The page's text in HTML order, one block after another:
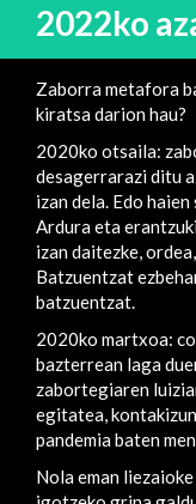
2022ko
Zaborra metafora
kiratsa darion hau?
2020ko otsaila:
desagerrarazi ditu
izan dela. Edo
Ardura eta
izan daitezke,
Batzuentzat
batzuentzat.
2020ko martxoa:
bazterrean laga
zabortegiaren
egitatea,
pandemia baten
Nola eman